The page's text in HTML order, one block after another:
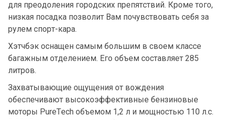
для преодоления городских препятствий. Кроме того,
низкая посадка позволит Вам почувствовать себя за
рулем спорт-кара.
Хэтчбэк оснащен самым большим в своем классе
багажным отделением. Его объем составляет 285
литров.
Захватывающие ощущения от вождения
обеспечивают высокоэффективные бензиновые
моторы PureTech объемом 1,2 л и мощностью 110 л.с.